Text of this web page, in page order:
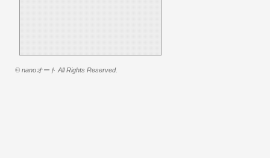
© nanoオート All Rights Reserved.